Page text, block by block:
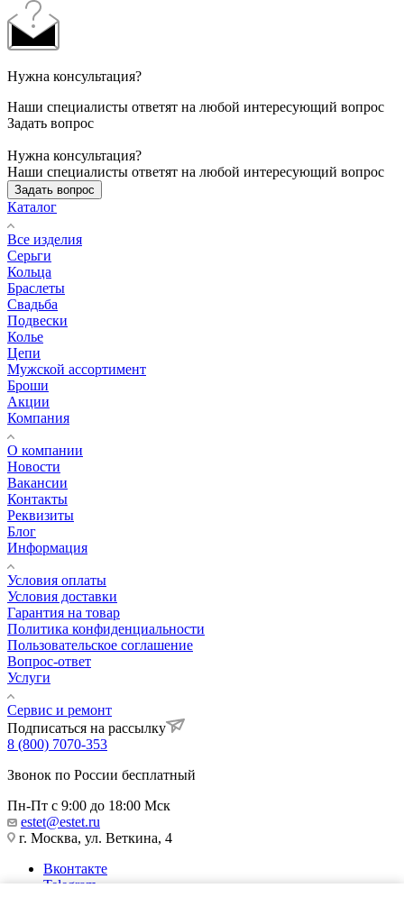
Нужна консультация?
Наши специалисты ответят на любой интересующий вопрос
Задать вопрос
Нужна консультация?
Наши специалисты ответят на любой интересующий вопрос
Задать вопрос
Каталог
Все изделия
Серьги
Кольца
Браслеты
Свадьба
Подвески
Колье
Цепи
Мужской ассортимент
Броши
Акции
Компания
О компании
Новости
Вакансии
Контакты
Реквизиты
Блог
Информация
Условия оплаты
Условия доставки
Гарантия на товар
Политика конфиденциальности
Пользовательское соглашение
Вопрос-ответ
Услуги
Сервис и ремонт
Подписаться на рассылку
8 (800) 7070-353
Звонок по России бесплатный
Пн-Пт с 9:00 до 18:00 Мск
estet@estet.ru
г. Москва, ул. Веткина, 4
Вконтакте
Telegram